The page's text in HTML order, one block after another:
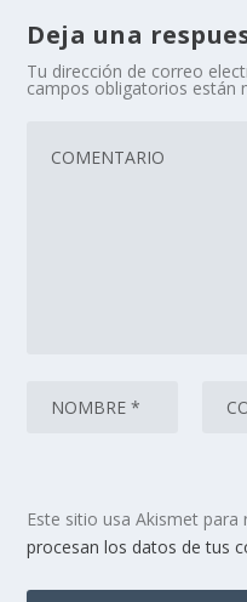
Deja una
Tu dirección de correo
campos obligatorios están
Este sitio usa Akismet
procesan los datos de tus